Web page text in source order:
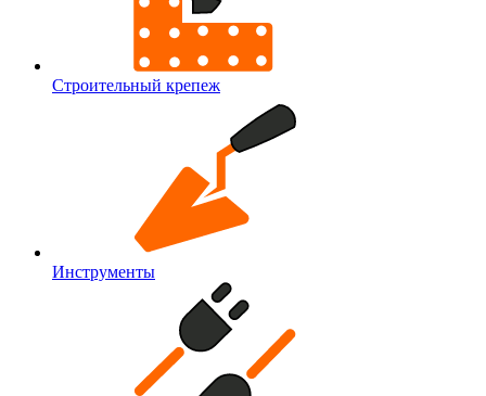
Строительный крепеж
Инструменты